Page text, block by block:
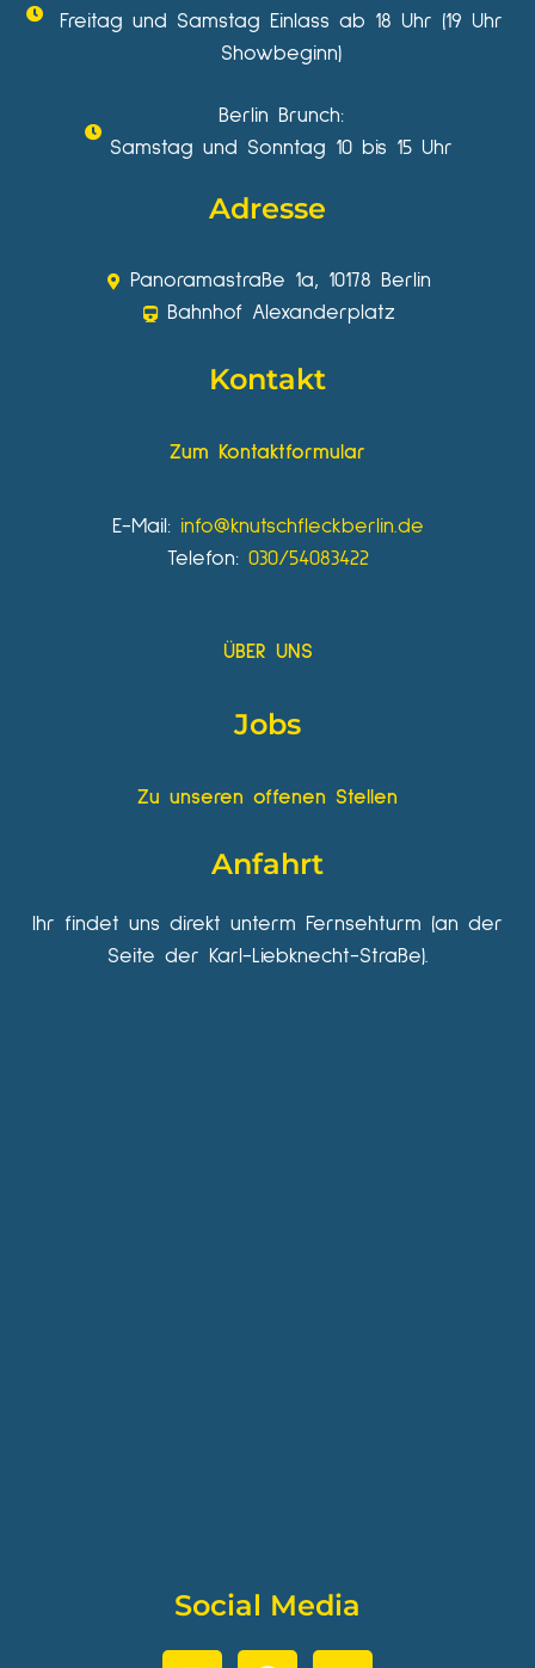
Freitag und Samstag Einlass ab 18 Uhr (19 Uhr
Showbeginn)
Berlin Brunch:
Samstag und Sonntag 10 bis 15 Uhr
Adresse
Panoramastraße 1a, 10178 Berlin
Bahnhof Alexanderplatz
Kontakt
Zum Kontaktformular
E-Mail: info@knutschfleckberlin.de
Telefon: 030/54083422
ÜBER UNS
Jobs
Zu unseren offenen Stellen
Anfahrt
Ihr findet uns direkt unterm Fernsehturm (an der
Seite der Karl-Liebknecht-Straße).
Social Media